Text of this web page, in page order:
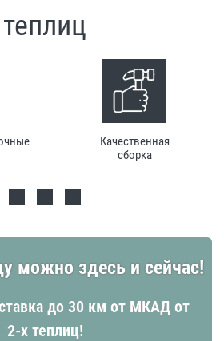
теплиц
Качественная
сборка
можно здесь и сейчас!
до 30 км от МКАД от
2-х теплиц!